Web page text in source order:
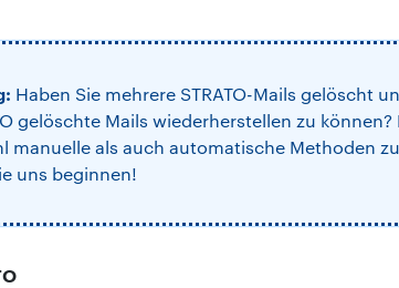
Haben Sie mehrere STRATO-Mails gelöscht
gelöschte Mails wiederherstellen zu
manuelle als auch automatische Methoden
uns beginnen!